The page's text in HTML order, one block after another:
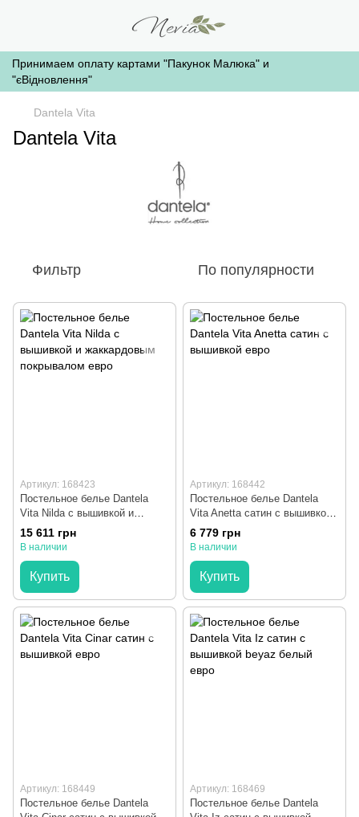
Принимаем оплату картами "Пакунок Малюка" и
"єВідновлення"
Dantela Vita
Dantela Vita
Фильтр По популярности
Артикул: 168423
Постельное белье Dantela
Vita Nilda с вышивкой и
жаккардовым покрывалом
евро
15 611 грн
В наличии
Купить
Артикул: 168442
Постельное белье Dantela
Vita Anetta сатин с вышивкой
евро
6 779 грн
В наличии
Купить
Артикул: 168449
Постельное белье Dantela
Артикул: 168469
Постельное белье Dantela